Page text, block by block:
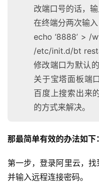
录
经
验
教
改端口号的话，输
在终端分两次输入
echo ‘8888’ > /
/etc/init.d/bt
修改端口为默认
关于宝塔面板端
百度上搜索出来
的方式来解决。
那最简单有效的办法如下：
第一步，登录阿里云，
并输入远程连接密码。